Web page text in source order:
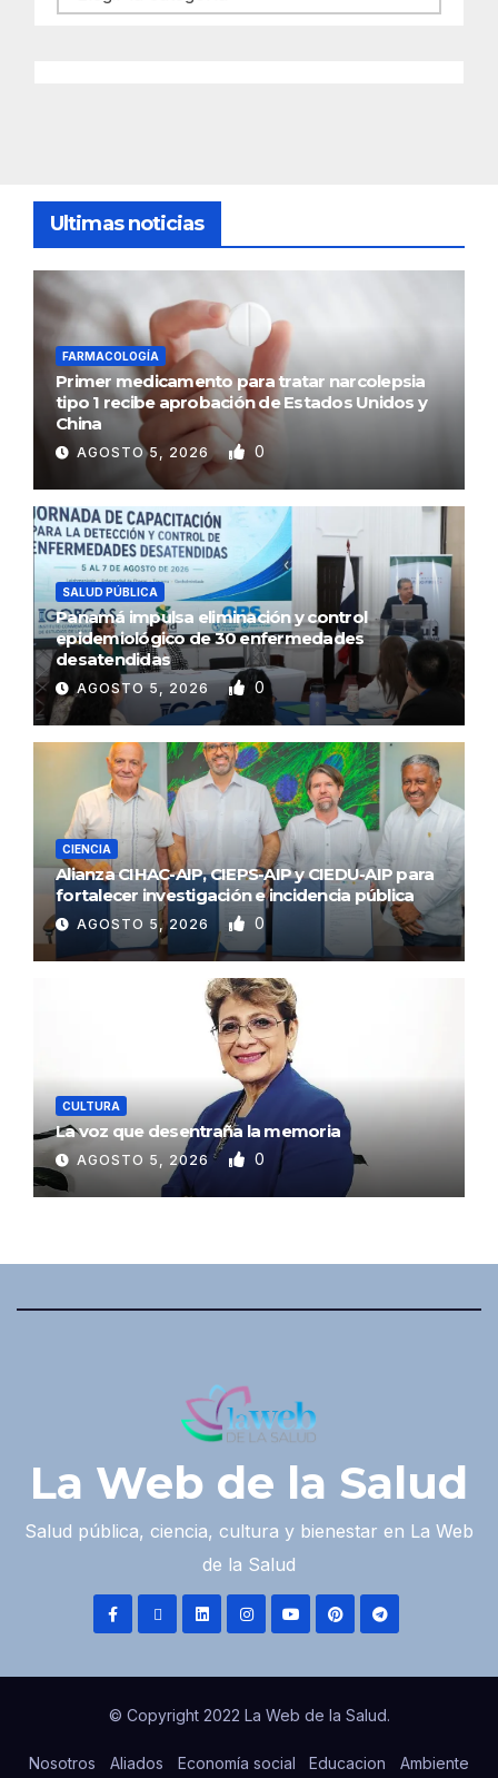
Ultimas noticias
FARMACOLOGÍA
Primer medicamento para tratar narcolepsia
tipo 1 recibe aprobación de Estados Unidos y
China
AGOSTO 5, 2026 0
SALUD PÚBLICA
Panamá impulsa eliminación y control
epidemiológico de 30 enfermedades
desatendidas
AGOSTO 5, 2026 0
CIENCIA
Alianza CIHAC-AIP, CIEPS-AIP y CIEDU-AIP para
fortalecer investigación e incidencia pública
AGOSTO 5, 2026 0
CULTURA
La voz que desentraña la memoria
AGOSTO 5, 2026 0
La Web de la Salud
Salud pública, ciencia, cultura y bienestar en La Web
de la Salud
© Copyright 2022 La Web de la Salud.
Nosotros Aliados Economía social Educacion Ambiente